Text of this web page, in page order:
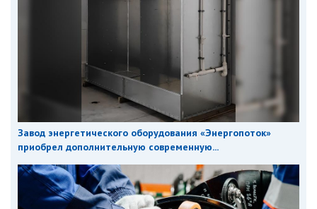
Завод энергетического оборудования «Энергопоток»
приобрел дополнительную современную...